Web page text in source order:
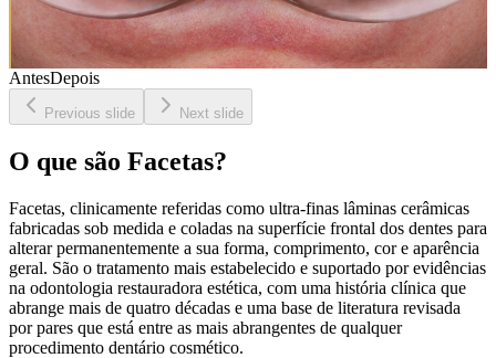
AntesDepois
Previous slide Next slide
O que são Facetas?
Facetas, clinicamente referidas como ultra-finas lâminas cerâmicas
fabricadas sob medida e coladas na superfície frontal dos dentes para
alterar permanentemente a sua forma, comprimento, cor e aparência
geral. São o tratamento mais estabelecido e suportado por evidências
na odontologia restauradora estética, com uma história clínica que
abrange mais de quatro décadas e uma base de literatura revisada
por pares que está entre as mais abrangentes de qualquer
procedimento dentário cosmético.